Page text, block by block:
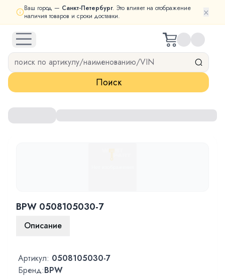
Ваш город — Санкт-Петербург. Это влияет на отображение
наличия товаров и сроки доставки.
×
open navigation menu
Поиск
BPW 0508105030-7
Описание
Артикул: 0508105030-7
Бренд:BPW